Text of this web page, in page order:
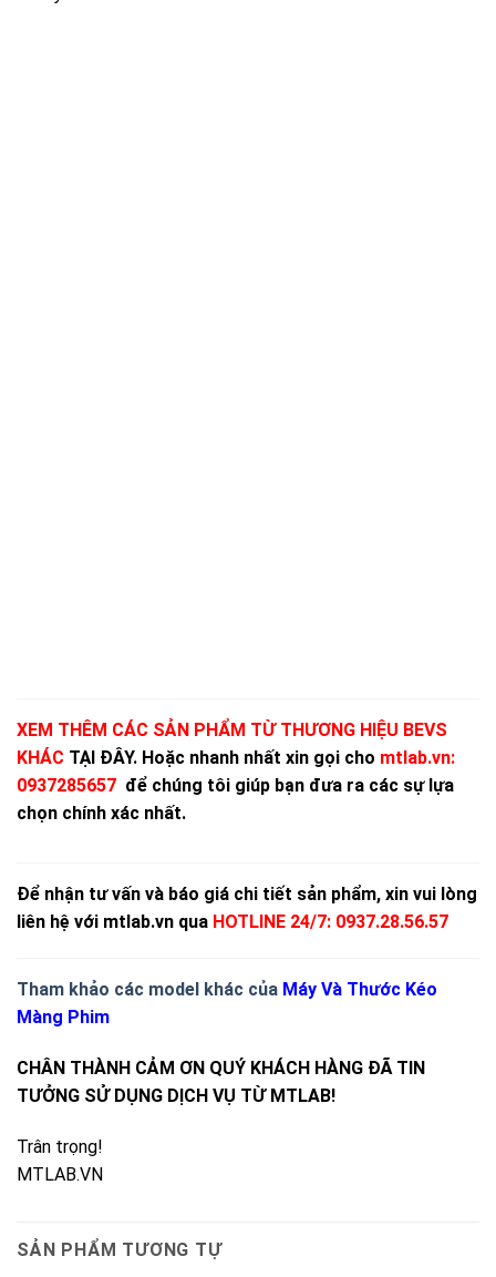
XEM THÊM CÁC SẢN PHẨM TỪ THƯƠNG HIỆU BEVS
KHÁC TẠI ĐÂY. Hoặc nhanh nhất xin gọi cho mtlab.vn:
0937285657 để chúng tôi giúp bạn đưa ra các sự lựa
chọn chính xác nhất.
Để nhận tư vấn và báo giá chi tiết sản phẩm, xin vui lòng
liên hệ với mtlab.vn qua HOTLINE 24/7: 0937.28.56.57
Tham khảo các model khác của Máy Và Thước Kéo
Màng Phim
CHÂN THÀNH CẢM ƠN QUÝ KHÁCH HÀNG ĐÃ TIN
TƯỞNG SỬ DỤNG DỊCH VỤ TỪ MTLAB!
Trân trọng!
MTLAB.VN
SẢN PHẨM TƯƠNG TỰ